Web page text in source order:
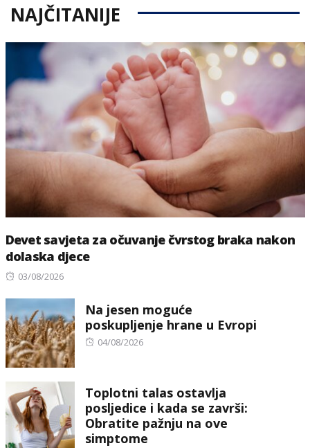
NAJČITANIJE
Devet savjeta za očuvanje čvrstog braka nakon
dolaska djece
Posted
03/08/2026
Na jesen moguće
poskupljenje hrane u Evropi
Posted
04/08/2026
Toplotni talas ostavlja
posljedice i kada se završi:
Obratite pažnju na ove
simptome